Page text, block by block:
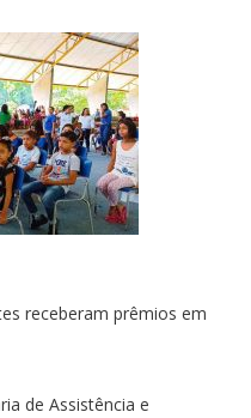
receberam prêmios em
de Assistência e